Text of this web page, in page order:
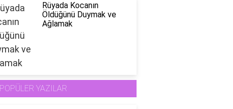
Rüyada Kocanın
Öldüğünü Duymak ve
Ağlamak
POPÜLER YAZILAR